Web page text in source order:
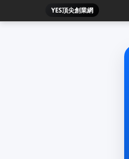
YES頂尖創業網